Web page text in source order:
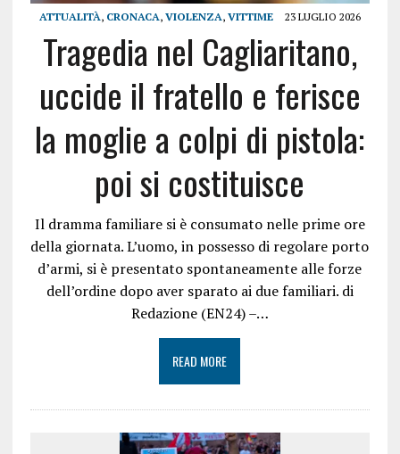
ATTUALITÀ, CRONACA, VIOLENZA, VITTIME 23 LUGLIO 2026
Tragedia nel Cagliaritano,
uccide il fratello e ferisce
la moglie a colpi di pistola:
poi si costituisce
Il dramma familiare si è consumato nelle prime ore
della giornata. L’uomo, in possesso di regolare porto
d’armi, si è presentato spontaneamente alle forze
dell’ordine dopo aver sparato ai due familiari. di
Redazione (EN24) –…
READ MORE